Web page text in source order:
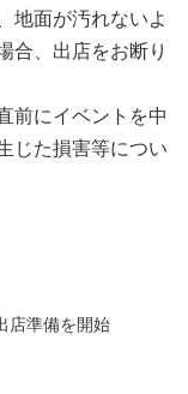
地面が汚れないよ
合、出店をお断り
前にイベントを中
じた損害等につい
店準備を開始